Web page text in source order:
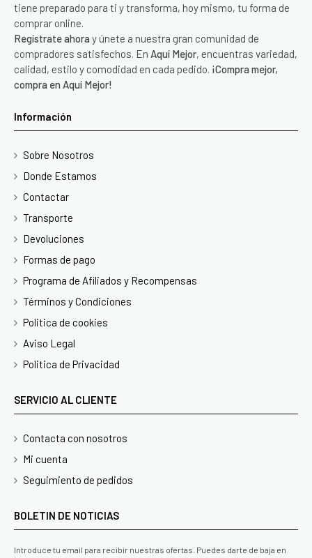
tiene preparado para ti y transforma, hoy mismo, tu forma de
comprar online.
Regístrate ahora y únete a nuestra gran comunidad de
compradores satisfechos. En Aquí Mejor, encuentras variedad,
calidad, estilo y comodidad en cada pedido. ¡Compra mejor,
compra en Aquí Mejor!
Información
Sobre Nosotros
Donde Estamos
Contactar
Transporte
Devoluciones
Formas de pago
Programa de Afiliados y Recompensas
Términos y Condiciones
Politica de cookies
Aviso Legal
Politica de Privacidad
SERVICIO AL CLIENTE
Contacta con nosotros
Mi cuenta
Seguimiento de pedidos
BOLETIN DE NOTICIAS
Introduce tu email para recibir nuestras ofertas. Puedes darte de baja en